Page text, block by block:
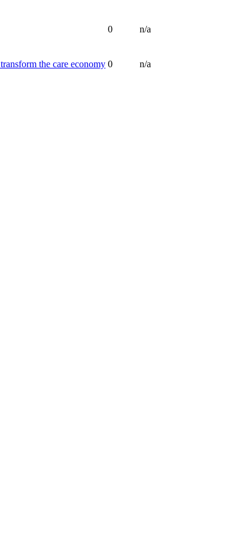
0 n/a
the care economy 0 n/a